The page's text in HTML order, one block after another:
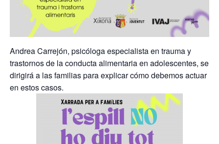
Andrea Carrejón, psicóloga especialista en trauma y
trastornos de la conducta alimentaria en adolescentes, se
dirigirá a las familias para explicar cómo debemos actuar
en estos casos.